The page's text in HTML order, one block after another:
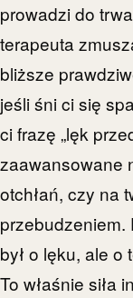
prowadzi do
terapeuta
bliższe
jeśli śni ci się
ci frazę „lęk
zaawansowane
otchłań, czy na
przebudzeniem.
był o lęku, ale
To właśnie siła